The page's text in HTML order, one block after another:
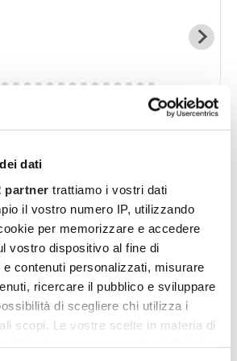
dati
partner trattiamo i vostri dati
il vostro numero IP, utilizzando
per memorizzare e accedere
vostro dispositivo al fine di
e contenuti personalizzati, misurare
ricercare il pubblico e sviluppare
di scegliere chi utilizza i
scopi. Le vostre scelte in materia di